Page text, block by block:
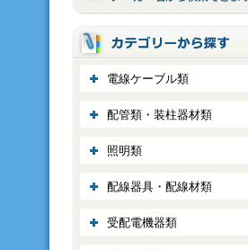
電線ケーブル類
配管類・装柱器材類
照明類
配線器具・配線材類
受配電機器類